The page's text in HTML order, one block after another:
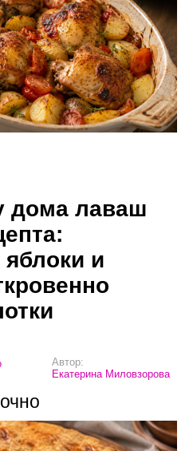
дома лаваш
и
Автор:
Екатерина Миловзорова